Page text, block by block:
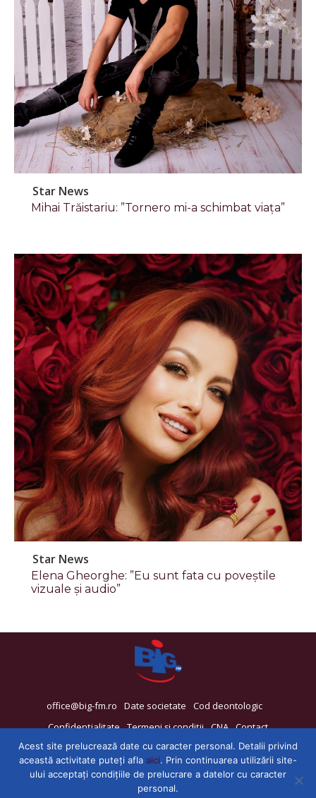
Star News
Mihai Trăistariu: ”Tornero mi-a schimbat viața”
Star News
Elena Gheorghe: ”Eu sunt fata cu poveștile
vizuale și audio”
office@big-fm.ro Date societate
Cod deontologic
Confidențialitate Termeni și condiții CNA Contact
Acest site prelucrează date cu caracter personal. Detalii privind
această activitate puteți afla aici. Prin continuarea utilizării site-
ului acceptați condițiile de prelucrare a datelor cu caracter
personal.